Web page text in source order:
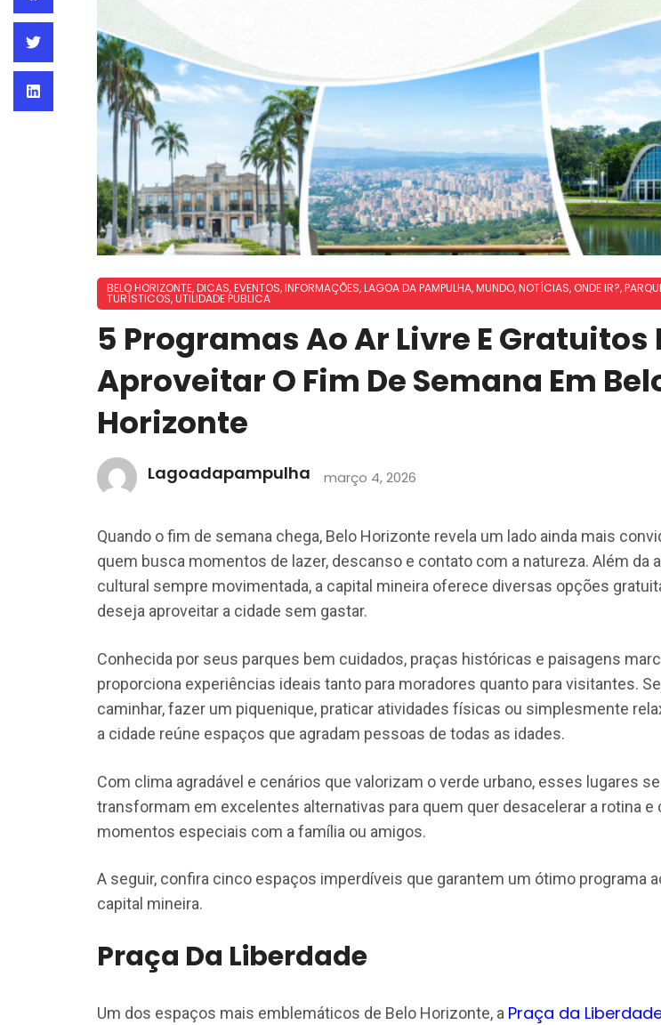
BELO HORIZONTE,DICAS,EVENTOS,INFORMAÇÕES,LAGOA DA PAMPULHA,MUNDO,NOTÍCIAS, ONDE IR?,
TURÍSTICOS,UTILIDADE PUBLICA
5 Programas Ao Ar Livre E Gratuitos
Aproveitar O Fim De Semana Em
Horizonte
Lagoadapampulha março 4, 2026
Quando o fim de semana chega, Belo Horizonte revela um lado ainda mais
quem busca momentos de lazer, descanso e contato com a natureza. Além da
cultural sempre movimentada, a capital mineira oferece diversas opções
deseja aproveitar a cidade sem gastar.
Conhecida por seus parques bem cuidados, praças históricas e paisagens
proporciona experiências ideais tanto para moradores quanto para visitantes.
caminhar, fazer um piquenique, praticar atividades físicas ou simplesmente
a cidade reúne espaços que agradam pessoas de todas as idades.
Com clima agradável e cenários que valorizam o verde urbano, esses lugares se
transformam em excelentes alternativas para quem quer desacelerar a rotina e
momentos especiais com a família ou amigos.
A seguir, confira cinco espaços imperdíveis que garantem um ótimo programa
capital mineira.
Praça Da Liberdade
Um dos espaços mais emblemáticos de Belo Horizonte, a Praça da